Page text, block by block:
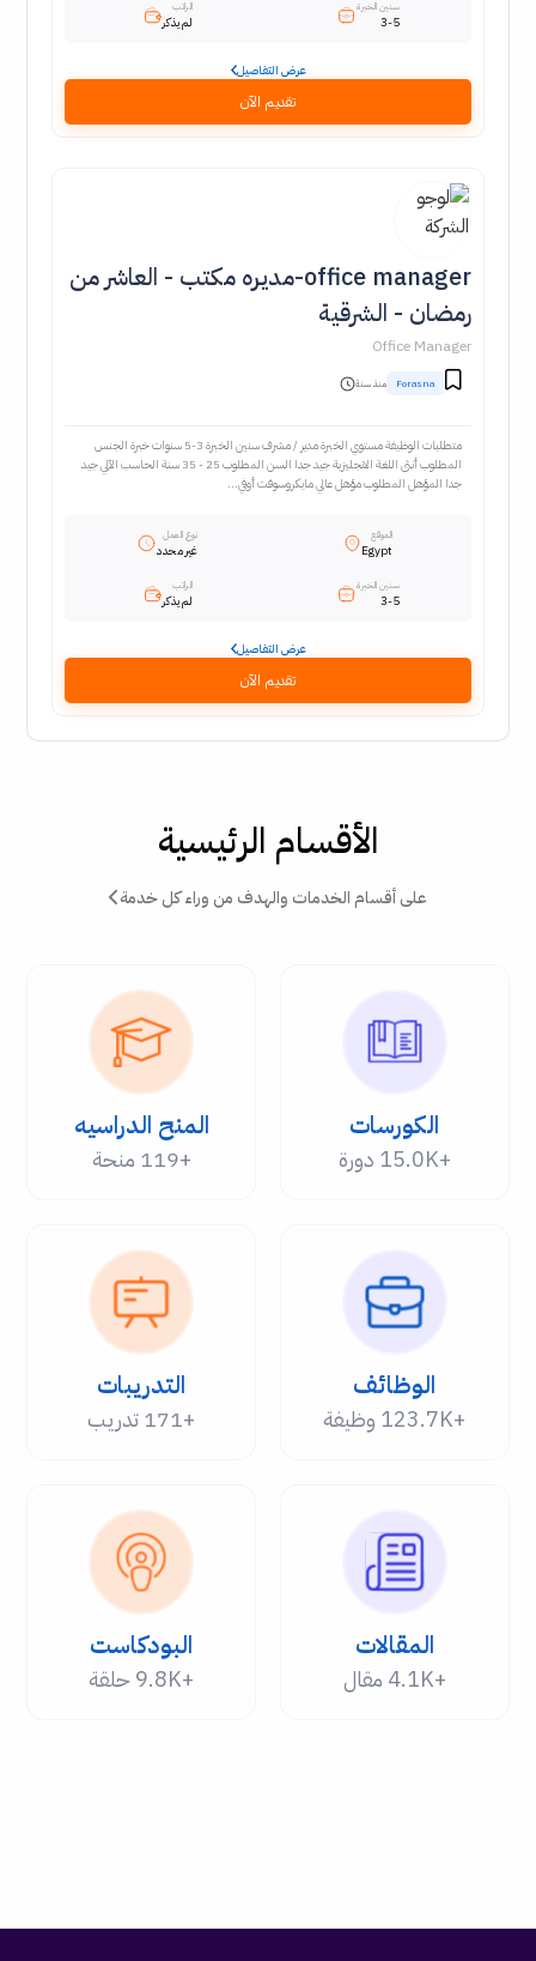
سنين الخبرة
3-5
الراتب
لم يذكر
عرض التفاصيل
تقديم الآن
office manager-مديره مكتب - العاشر من
رمضان - الشرقية
Office Manager
Forasna منذ سنة
متطلبات الوظيفة مستوي الخبرة مدير / مشرف سنين الخبرة 3-‎5 سنوات خبرة الجنس
المطلوب أنثى اللغة الانجليزية جيد جدا السن المطلوب 25 - 35 سنة الحاسب الآلي جيد
جدا المؤهل المطلوب مؤهل عالي مايكروسوفت أوفي...
الموقع
Egypt
نوع العمل
غير محدد
سنين الخبرة
3-5
الراتب
لم يذكر
عرض التفاصيل
تقديم الآن
الأقسام الرئيسية
على أقسام الخدمات والهدف من وراء كل خدمة
الكورسات
+15.0K دورة
المنح الدراسيه
+119 منحة
الوظائف
+123.7K وظيفة
التدريبات
+171 تدريب
المقالات
+4.1K مقال
البودكاست
+9.8K حلقة